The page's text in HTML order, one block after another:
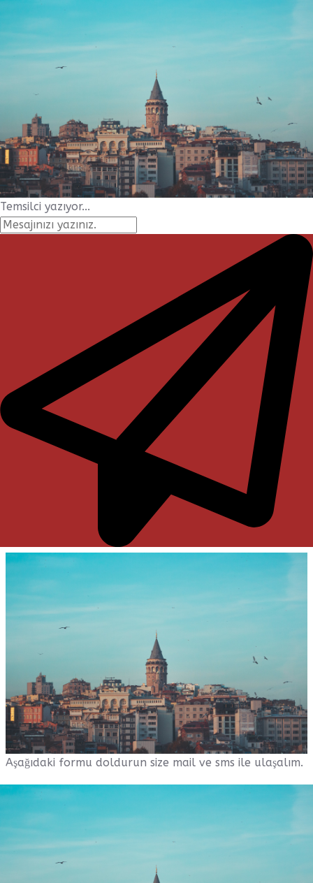
Temsilci yazıyor...
Aşağıdaki formu doldurun size mail ve sms ile ulaşalım.